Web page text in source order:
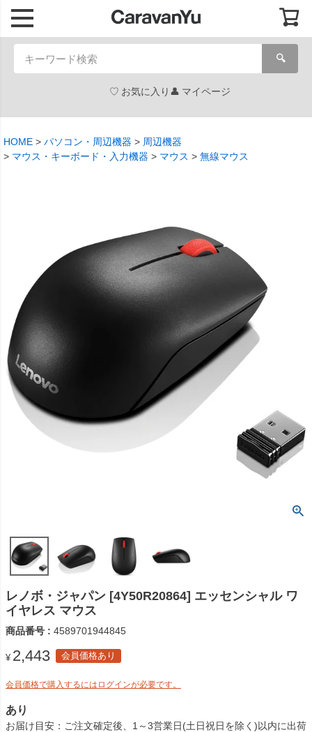
🔍
お気に入り マイページ
HOME パソコン・周辺機器
周辺機器
マウス・キーボード・入力機器
マウス 無線マウス
レノボ・ジャパン [4Y50R20864] エッセンシャル ワ
イヤレス マウス
商品番号 4589701944845
¥ 2,443 会員価格あり
会員価格で購入するにはログインが必要です。
あり
お届け目安
ご注文確定後、1～3営業日(土日祝日を除く)以内に出荷